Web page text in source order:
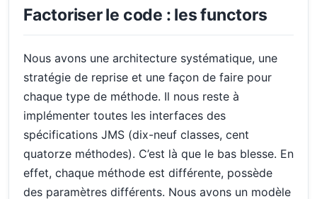
Factoriser le code : les functors
Nous avons une architecture systématique, une
stratégie de reprise et une façon de faire pour
chaque type de méthode. Il nous reste à
implémenter toutes les interfaces des
spécifications JMS (dix-neuf classes, cent
quatorze méthodes). C’est là que le bas blesse. En
effet, chaque méthode est différente, possède
des paramètres différents. Nous avons un modèle